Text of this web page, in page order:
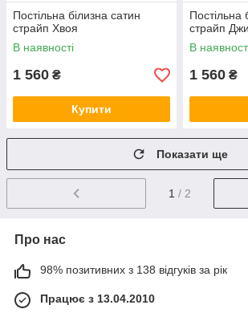
Постільна білизна сатин
страйп Хвоя
В наявності
1 560 ₴
Купити
Постільна
страйп
В
1 560 ₴
Показати ще
1 / 2
Про нас
98% позитивних з 138 відгуків за рік
Працює з 13.04.2010